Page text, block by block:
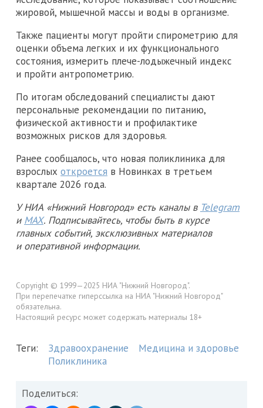
жировой, мышечной массы и воды в организме.
Также пациенты могут пройти спирометрию для
оценки объема легких и их функционального
состояния, измерить плече-лодыжечный индекс
и пройти антропометрию.
По итогам обследований специалисты дают
персональные рекомендации по питанию,
физической активности и профилактике
возможных рисков для здоровья.
Ранее сообщалось, что новая поликлиника для
взрослых откроется в Новинках в третьем
квартале 2026 года.
У НИА «Нижний Новгород» есть каналы в Telegram
и MAX. Подписывайтесь, чтобы быть в курсе
главных событий, эксклюзивных материалов
и оперативной информации.
Copyright © 1999—2025 НИА "Нижний Новгород".
При перепечатке гиперссылка на НИА "Нижний Новгород"
обязательна.
Настоящий ресурс может содержать материалы 18+
Теги: Здравоохранение
Медицина и здоровье
Поликлиника
Поделиться: